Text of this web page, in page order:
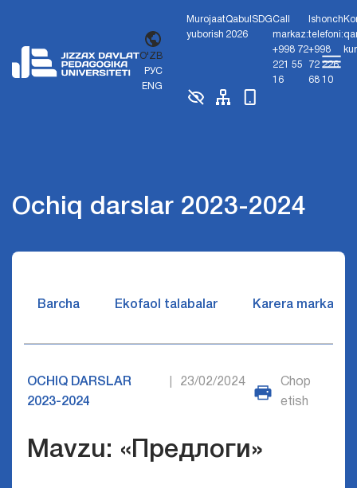
O'ZB
РУС
ENG
Murojaat
yuborish
Qabul
2026
SDGCall
markaz:
+998 72
221 55
16
Ishonch
telefoni:
+998
72 226
68 10
Ochiq darslar 2023-2024
Barcha Ekofaol talabalar Karera markazi
OCHIQ DARSLAR
2023-2024
23/02/2024
Chop
etish
Mavzu: «Предлоги»